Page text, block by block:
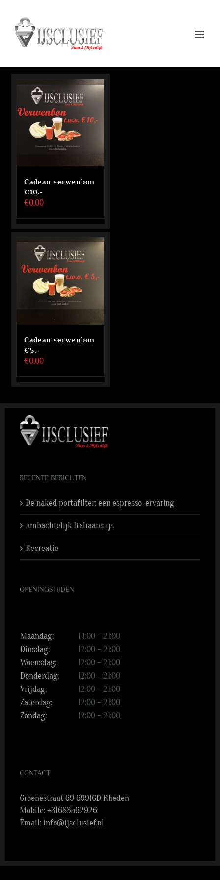
inhoud
Cadeau verwenbon
€10,-
€0,00
Cadeau verwenbon
€5,-
€0,00
RECENTE BERICHTEN
De naked portafilter: een espresso-ervaring
Ambachtelijk Italiaans ijs
Recreatie
OPENINGSTIJDEN
Maandag:
14:00 – 21:00
Dinsdag:
12:00 – 21:00
Woensdag:
12:00 – 21:00
Donderdag:
12:00 – 21:00
Vrijdag:
12:00 – 21:00
Zaterdag:
12:00 – 21:00
Zondag:
12:00 – 21:00
CONTACT
Groenestraat 69 6991GD Rheden
Mobile:+31683562926
Email: info@ijsclusief.nl